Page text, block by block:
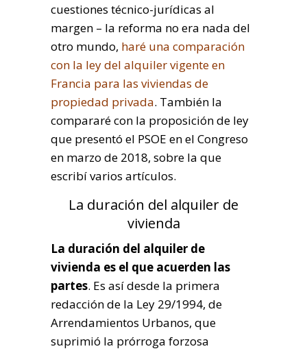
cuestiones técnico-jurídicas al
margen – la reforma no era nada del
otro mundo, haré una comparación
con la ley del alquiler vigente en
Francia para las viviendas de
propiedad privada. También la
compararé con la proposición de ley
que presentó el PSOE en el Congreso
en marzo de 2018, sobre la que
escribí varios artículos.
La duración del alquiler de
vivienda
La duración del alquiler de
vivienda es el que acuerden las
partes. Es así desde la primera
redacción de la Ley 29/1994, de
Arrendamientos Urbanos, que
suprimió la prórroga forzosa